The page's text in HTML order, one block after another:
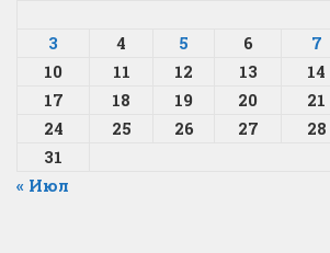
3
4 5 6 7
10
11 12 13 14
17
18 19 20 21
24
25 26 27 28
31
« Июл